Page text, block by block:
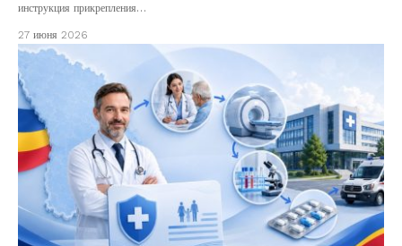
инструкция прикрепления…
27 июня 2026